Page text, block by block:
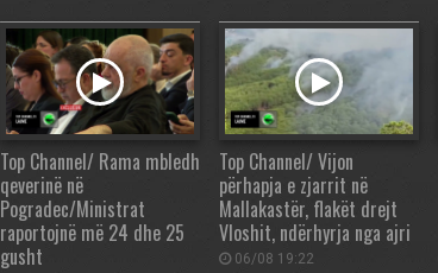
Top Channel/ Rama mbledh
qeverinë në
Pogradec/Ministrat
raportojnë më 24 dhe 25
gusht
Top Channel/ Vijon
përhapja e zjarrit në
Mallakastër, flakët drejt
Vloshit, ndërhyrja nga ajri
06/08 19:22